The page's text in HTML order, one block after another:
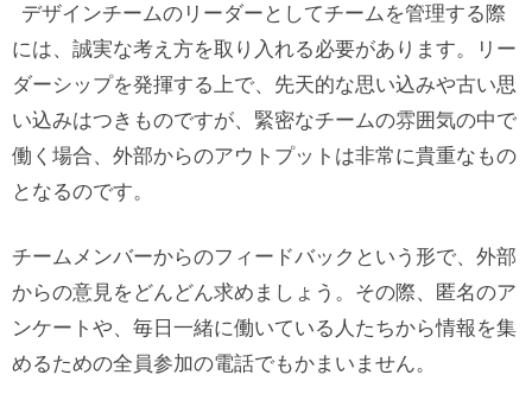
デザインチームのリーダーとしてチームを管理する際
には、誠実な考え方を取り入れる必要があります。リー
ダーシップを発揮する上で、先天的な思い込みや古い思
い込みはつきものですが、緊密なチームの雰囲気の中で
働く場合、外部からのアウトプットは非常に貴重なもの
となるのです。
チームメンバーからのフィードバックという形で、外部
からの意見をどんどん求めましょう。その際、匿名のア
ンケートや、毎日一緒に働いている人たちから情報を集
めるための全員参加の電話でもかまいません。